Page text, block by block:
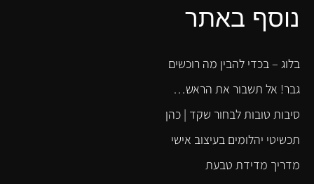
נוסף באתר
בלוג – בכדי להבין מה רוכשים
גבר! אל תשבור את הראש…
סיבות טובות לבחור שקד | כהן
תכשיטי יהלומים בעיצוב אישי
מדריך מדידת טבעת